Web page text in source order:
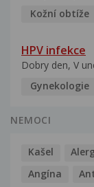
Kožní obtíže
HPV infekce
Dobry den, V
Gynekologie
NEMOCI
Kašel
Angína